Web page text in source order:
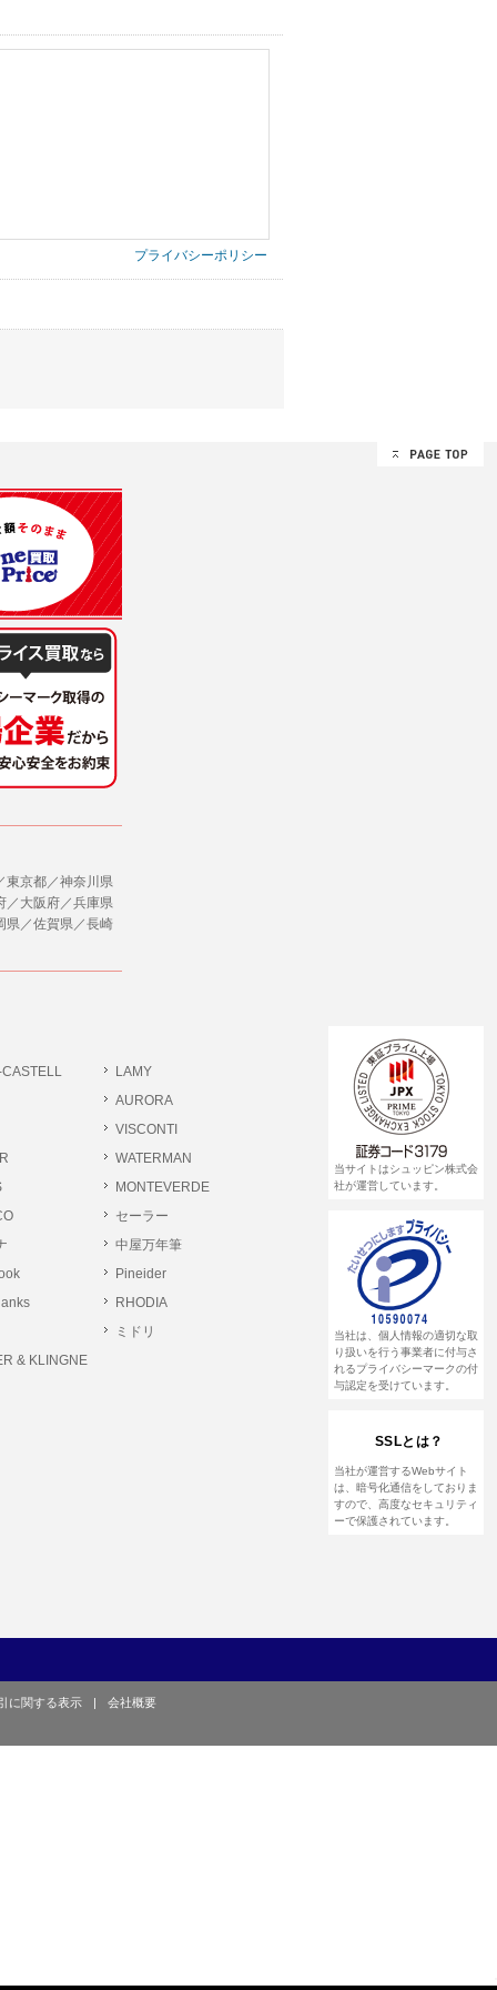
得ることが困難であるとき。
して協力する必要がある場合であって、
し、委託する場合は委託した個人データ
サービス等が利用できない場合があり
を閲覧・利用していただくためにクッ
加又は削除，利用の停止，消去及び第三
。また当社の個人情報の取り扱いに関
人情報相談窓口
プライバシーポリシー
東京都／神奈川県
／大阪府／兵庫県
県／佐賀県／長崎
LAMY
AURORA
VISCONTI
WATERMAN
MONTEVERDE
セーラー
中屋万年筆
Pineider
RHODIA
ミドリ
& KLINGNE
当サイトはシュッピン株式会
社が運営しています。
当社は、個人情報の適切な取
り扱いを行う事業者に付与さ
れるプライバシーマークの付
与認定を受けています。
SSLとは？
当社が運営するWebサイト
は、暗号化通信をしておりま
すので、高度なセキュリティ
ーで保護されています。
に関する表示 | 会社概要